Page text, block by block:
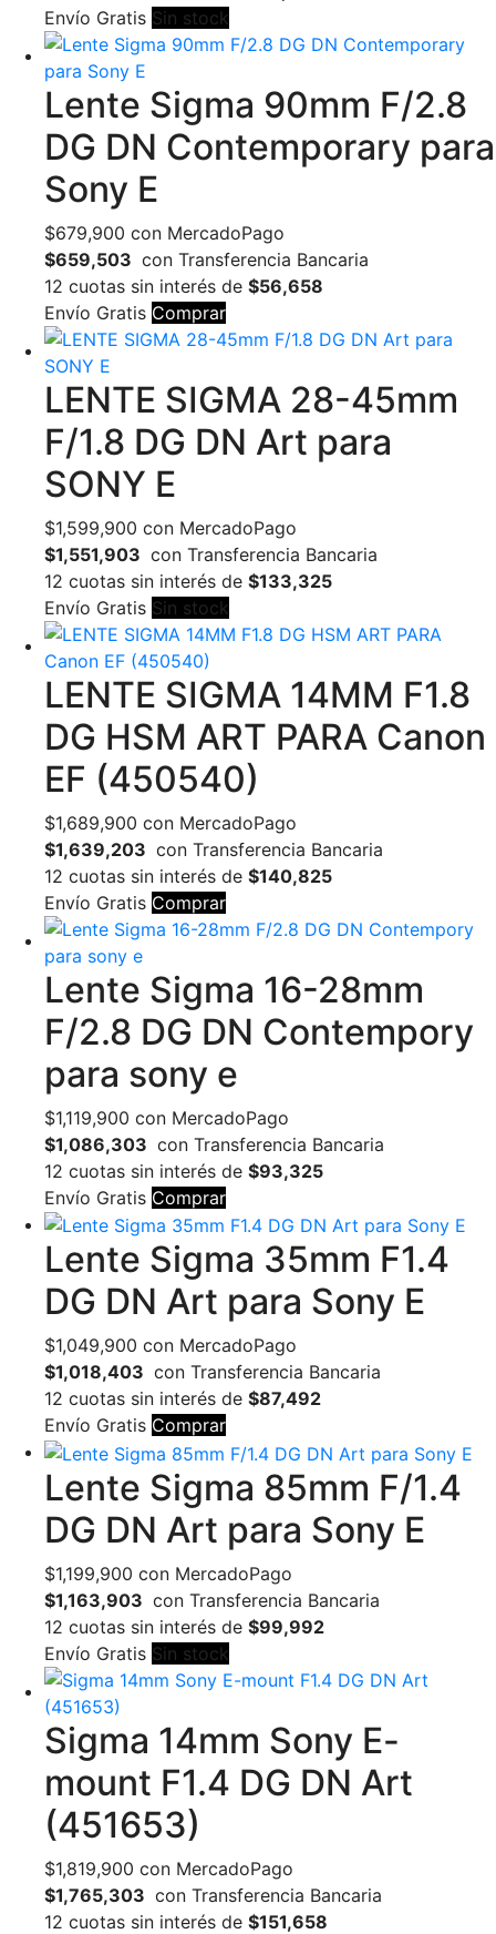
Envío Gratis Sin stock
Lente Sigma 90mm F/2.8
DG DN Contemporary para
Sony E
$679,900 con MercadoPago
$659,503 con Transferencia Bancaria
12 cuotas sin interés de $56,658
Envío Gratis Comprar
LENTE SIGMA 28-45mm
F/1.8 DG DN Art para
SONY E
$1,599,900 con MercadoPago
$1,551,903 con Transferencia Bancaria
12 cuotas sin interés de $133,325
Envío Gratis Sin stock
LENTE SIGMA 14MM F1.8
DG HSM ART PARA Canon
EF (450540)
$1,689,900 con MercadoPago
$1,639,203 con Transferencia Bancaria
12 cuotas sin interés de $140,825
Envío Gratis Comprar
Lente Sigma 16-28mm
F/2.8 DG DN Contempory
para sony e
$1,119,900 con MercadoPago
$1,086,303 con Transferencia Bancaria
12 cuotas sin interés de $93,325
Envío Gratis Comprar
Lente Sigma 35mm F1.4
DG DN Art para Sony E
$1,049,900 con MercadoPago
$1,018,403 con Transferencia Bancaria
12 cuotas sin interés de $87,492
Envío Gratis Comprar
Lente Sigma 85mm F/1.4
DG DN Art para Sony E
$1,199,900 con MercadoPago
$1,163,903 con Transferencia Bancaria
12 cuotas sin interés de $99,992
Envío Gratis Sin stock
Sigma 14mm Sony E-
mount F1.4 DG DN Art
(451653)
$1,819,900 con MercadoPago
$1,765,303 con Transferencia Bancaria
12 cuotas sin interés de $151,658